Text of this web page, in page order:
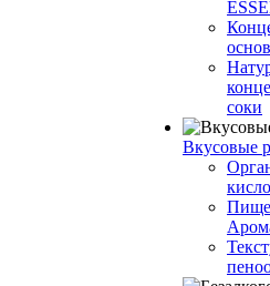
соки
Вкусовые